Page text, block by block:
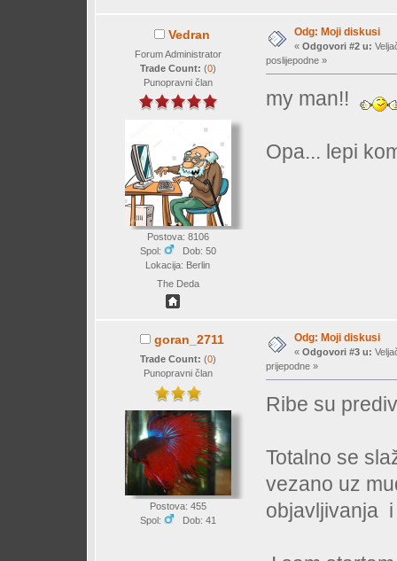
Vedran
Forum Administrator
Trade Count: (0)
Punopravni član
Postova: 8106
Spol:
Dob: 50
Lokacija: Berlin
The Deda
Odg: Moji diskusi
« Odgovori #2 u:
poslijepodne »
my man!!
Opa... lepi
goran_2711
Trade Count: (0)
Punopravni član
Postova: 455
Spol:
Dob: 41
Odg: Moji diskusi
« Odgovori #3 u:
prijepodne »
Ribe su
Totalno se
vezano uz
objavljivanja